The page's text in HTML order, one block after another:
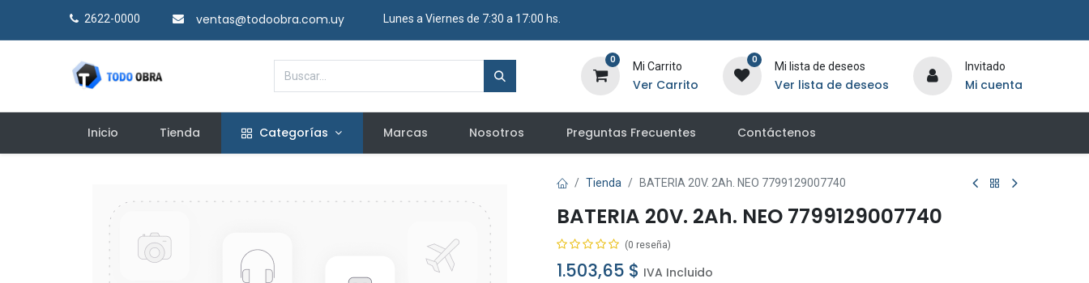
2622-0000​ ventas@todoobra.com.uy ​ Lunes a Viernes de 7:30 a 17:00 hs.
0
Mi Carrito
Ver Carrito
0
Mi lista de deseos
Ver lista de deseos
Invitado
Mi cuenta
Inicio Tienda Categorías Marcas Nosotros Preguntas Frecuentes Contáctenos
Tienda BATERIA 20V. 2Ah. NEO 7799129007740
BATERIA 20V. 2Ah. NEO 7799129007740
(0 reseña)
1.503,65 $ IVA Incluido